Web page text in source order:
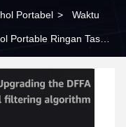
Portabel > Waktu
Portable Ringan Tas